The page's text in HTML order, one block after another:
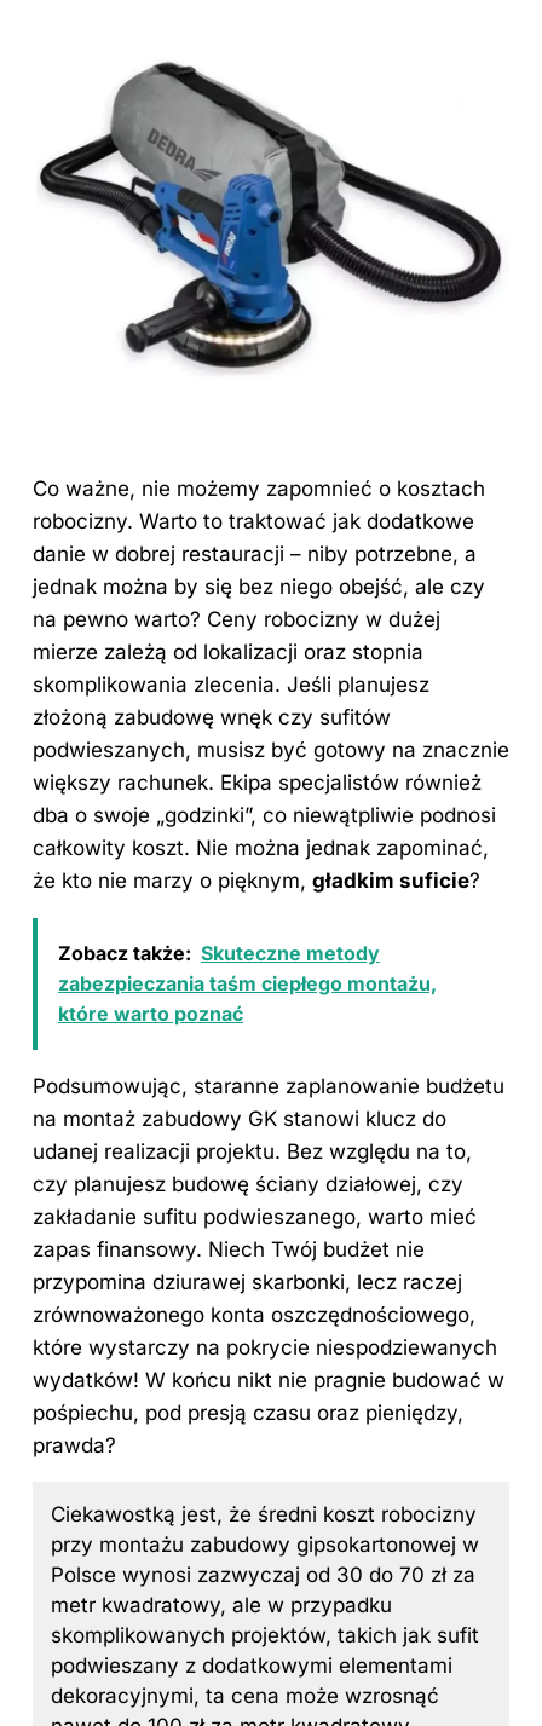
Co ważne, nie możemy zapomnieć o kosztach
robocizny. Warto to traktować jak dodatkowe
danie w dobrej restauracji – niby potrzebne, a
jednak można by się bez niego obejść, ale czy
na pewno warto? Ceny robocizny w dużej
mierze zależą od lokalizacji oraz stopnia
skomplikowania zlecenia. Jeśli planujesz
złożoną zabudowę wnęk czy sufitów
podwieszanych, musisz być gotowy na znacznie
większy rachunek. Ekipa specjalistów również
dba o swoje „godzinki”, co niewątpliwie podnosi
całkowity koszt. Nie można jednak zapominać,
że kto nie marzy o pięknym, gładkim suficie?
Zobacz także: Skuteczne metody
zabezpieczania taśm ciepłego montażu,
które warto poznać
Podsumowując, staranne zaplanowanie budżetu
na montaż zabudowy GK stanowi klucz do
udanej realizacji projektu. Bez względu na to,
czy planujesz budowę ściany działowej, czy
zakładanie sufitu podwieszanego, warto mieć
zapas finansowy. Niech Twój budżet nie
przypomina dziurawej skarbonki, lecz raczej
zrównoważonego konta oszczędnościowego,
które wystarczy na pokrycie niespodziewanych
wydatków! W końcu nikt nie pragnie budować w
pośpiechu, pod presją czasu oraz pieniędzy,
prawda?
Ciekawostką jest, że średni koszt robocizny
przy montażu zabudowy gipsokartonowej w
Polsce wynosi zazwyczaj od 30 do 70 zł za
metr kwadratowy, ale w przypadku
skomplikowanych projektów, takich jak sufit
podwieszany z dodatkowymi elementami
dekoracyjnymi, ta cena może wzrosnąć